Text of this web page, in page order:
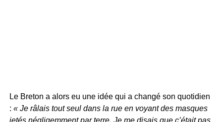
Le Breton a alors eu une idée qui a changé son quotidien
: « Je râlais tout seul dans la rue en voyant des masques